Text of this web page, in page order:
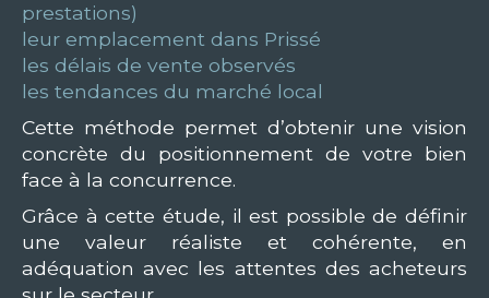
prestations)
leur emplacement dans Prissé
les délais de vente observés
les tendances du marché local
Cette méthode permet d’obtenir une vision
concrète du positionnement de votre bien
face à la concurrence.
Grâce à cette étude, il est possible de définir
une valeur réaliste et cohérente, en
adéquation avec les attentes des acheteurs